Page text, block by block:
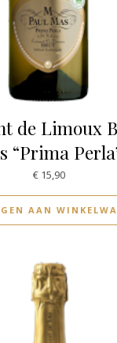
de Limoux
“Prima
€15,90
AAN